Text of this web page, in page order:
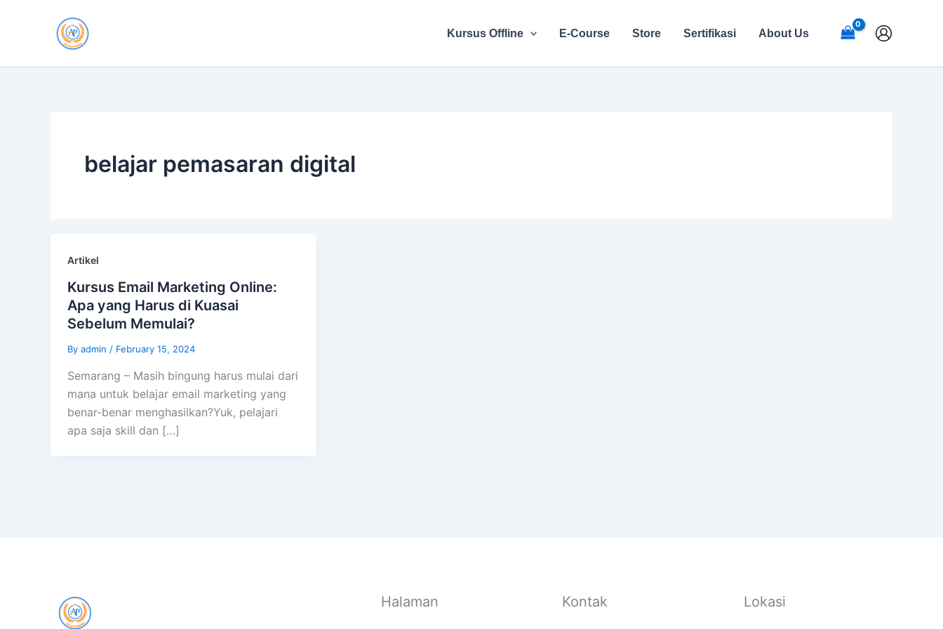
Kursus Offline E-Course Store Sertifikasi About Us
belajar pemasaran digital
Artikel
Kursus Email Marketing Online:
Apa yang Harus di Kuasai
Sebelum Memulai?
By admin / February 15, 2024
Semarang – Masih bingung harus mulai dari
mana untuk belajar email marketing yang
benar-benar menghasilkan?Yuk, pelajari
apa saja skill dan […]
Halaman Kontak Lokasi